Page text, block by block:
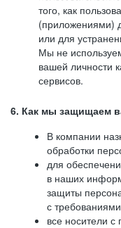
того, как
(приложениями)
или для
Мы не
вашей личности
сервисов.
6. Как мы защищаем
В компании
обработки
для
в наших
защиты
с
все носители